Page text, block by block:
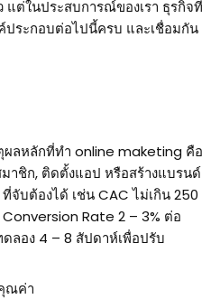
ต่ในประสบการณ์ของเรา ธุรกิจที่
ประกอบต่อไปนี้ครบ และเชื่อมกัน
ผลหลักที่ทำ online maketing คือ
าชิก, ติดตั้งแอป หรือสร้างแบรนด์
จับต้องได้ เช่น CAC ไม่เกิน 250
Conversion Rate 2 – 3% ต่อ
ลอง 4 – 8 สัปดาห์เพื่อปรับ
ณค่า